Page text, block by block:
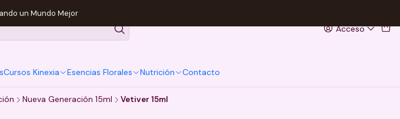
Acceso
Cursos Kinexia Esencias Florales Nutrición Contacto
un Mundo Mejor
Nueva Generación 15ml Vetiver 15ml